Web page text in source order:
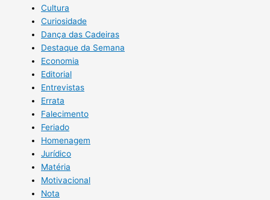
Cultura
Curiosidade
Dança das Cadeiras
Destaque da Semana
Economia
Editorial
Entrevistas
Errata
Falecimento
Feriado
Homenagem
Jurídico
Matéria
Motivacional
Nota